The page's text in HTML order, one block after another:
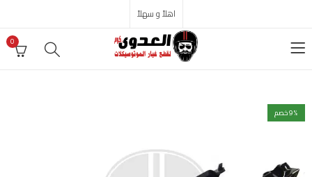
اهلاً و سهلاً
0
9% خصم